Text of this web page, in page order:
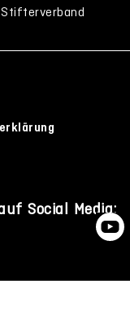
Social Media: